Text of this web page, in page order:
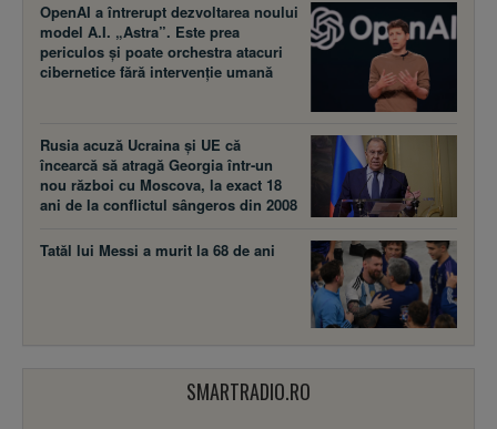
OpenAI a întrerupt dezvoltarea noului
model A.I. „Astra”. Este prea
periculos și poate orchestra atacuri
cibernetice fără intervenție umană
Rusia acuză Ucraina şi UE că
încearcă să atragă Georgia într-un
nou război cu Moscova, la exact 18
ani de la conflictul sângeros din 2008
Tatăl lui Messi a murit la 68 de ani
SMARTRADIO.RO